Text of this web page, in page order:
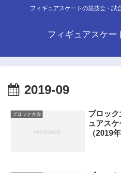
フィギュアスケートの競技会・試
フィギュアスケー
2019-09
ブロック大会
ブロッ
ュアス
（2019